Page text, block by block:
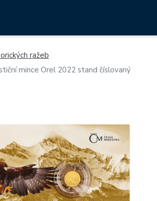
ražeb
mince Orel 2022 stand číslovaný